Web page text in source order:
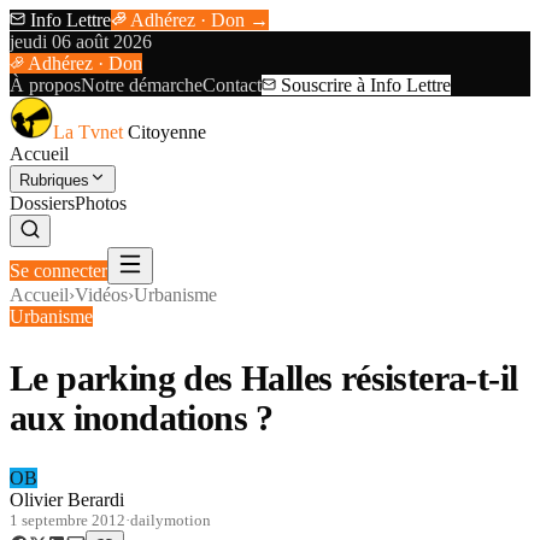
Info Lettre
Adhérez · Don →
jeudi 06 août 2026
Adhérez · Don
À proposNotre démarcheContact Souscrire à Info Lettre
La Tvnet Citoyenne
Accueil
Rubriques
DossiersPhotos
Se connecter
Accueil›Vidéos›Urbanisme
Urbanisme
Le parking des Halles résistera-t-il
aux inondations ?
OB
Olivier Berardi
1 septembre 2012·dailymotion